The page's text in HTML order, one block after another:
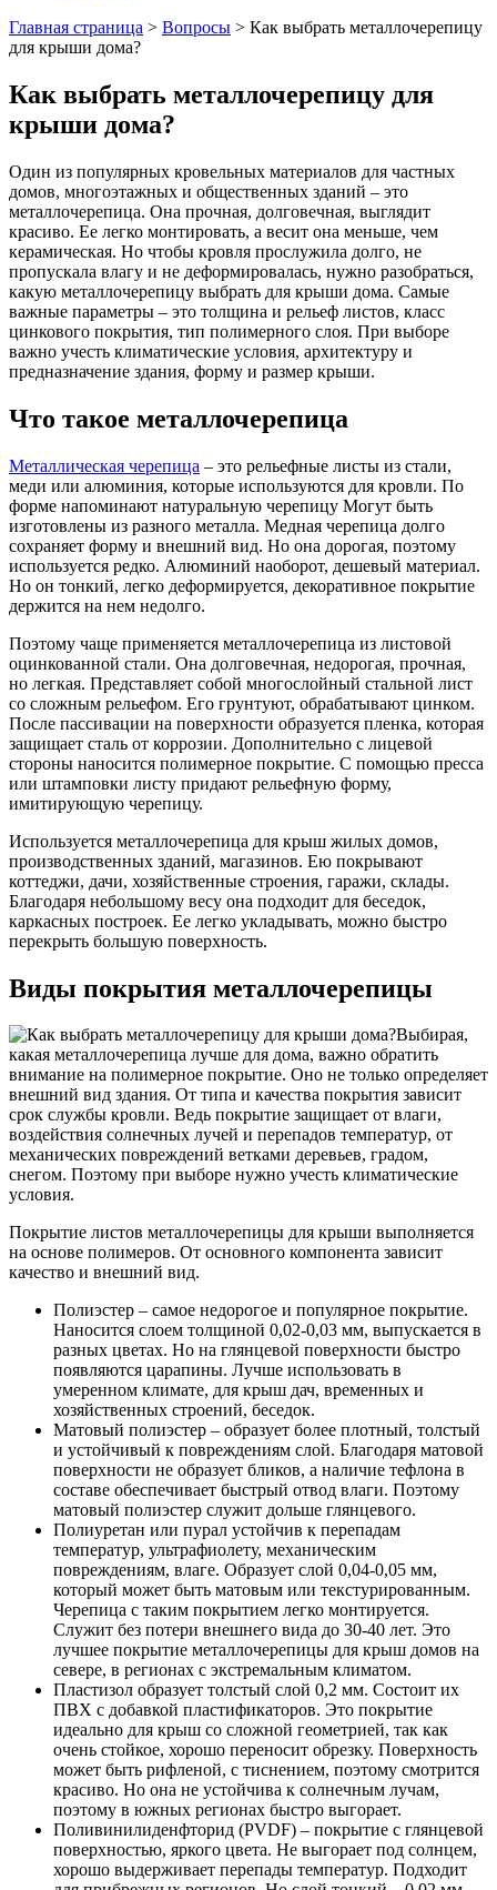
Главная страница > Вопросы > Как выбрать металлочерепицу
для крыши дома?
Как выбрать металлочерепицу для
крыши дома?
Один из популярных кровельных материалов для частных
домов, многоэтажных и общественных зданий – это
металлочерепица. Она прочная, долговечная, выглядит
красиво. Ее легко монтировать, а весит она меньше, чем
керамическая. Но чтобы кровля прослужила долго, не
пропускала влагу и не деформировалась, нужно разобраться,
какую металлочерепицу выбрать для крыши дома. Самые
важные параметры – это толщина и рельеф листов, класс
цинкового покрытия, тип полимерного слоя. При выборе
важно учесть климатические условия, архитектуру и
предназначение здания, форму и размер крыши.
Что такое металлочерепица
Металлическая черепица – это рельефные листы из стали,
меди или алюминия, которые используются для кровли. По
форме напоминают натуральную черепицу Могут быть
изготовлены из разного металла. Медная черепица долго
сохраняет форму и внешний вид. Но она дорогая, поэтому
используется редко. Алюминий наоборот, дешевый материал.
Но он тонкий, легко деформируется, декоративное покрытие
держится на нем недолго.
Поэтому чаще применяется металлочерепица из листовой
оцинкованной стали. Она долговечная, недорогая, прочная,
но легкая. Представляет собой многослойный стальной лист
со сложным рельефом. Его грунтуют, обрабатывают цинком.
После пассивации на поверхности образуется пленка, которая
защищает сталь от коррозии. Дополнительно с лицевой
стороны наносится полимерное покрытие. С помощью пресса
или штамповки листу придают рельефную форму,
имитирующую черепицу.
Используется металлочерепица для крыш жилых домов,
производственных зданий, магазинов. Ею покрывают
коттеджи, дачи, хозяйственные строения, гаражи, склады.
Благодаря небольшому весу она подходит для беседок,
каркасных построек. Ее легко укладывать, можно быстро
перекрыть большую поверхность.
Виды покрытия металлочерепицы
Выбирая,
какая металлочерепица лучше для дома, важно обратить
внимание на полимерное покрытие. Оно не только определяет
внешний вид здания. От типа и качества покрытия зависит
срок службы кровли. Ведь покрытие защищает от влаги,
воздействия солнечных лучей и перепадов температур, от
механических повреждений ветками деревьев, градом,
снегом. Поэтому при выборе нужно учесть климатические
условия.
Покрытие листов металлочерепицы для крыши выполняется
на основе полимеров. От основного компонента зависит
качество и внешний вид.
Полиэстер – самое недорогое и популярное покрытие.
Наносится слоем толщиной 0,02-0,03 мм, выпускается в
разных цветах. Но на глянцевой поверхности быстро
появляются царапины. Лучше использовать в
умеренном климате, для крыш дач, временных и
хозяйственных строений, беседок.
Матовый полиэстер – образует более плотный, толстый
и устойчивый к повреждениям слой. Благодаря матовой
поверхности не образует бликов, а наличие тефлона в
составе обеспечивает быстрый отвод влаги. Поэтому
матовый полиэстер служит дольше глянцевого.
Полиуретан или пурал устойчив к перепадам
температур, ультрафиолету, механическим
повреждениям, влаге. Образует слой 0,04-0,05 мм,
который может быть матовым или текстурированным.
Черепица с таким покрытием легко монтируется.
Служит без потери внешнего вида до 30-40 лет. Это
лучшее покрытие металлочерепицы для крыш домов на
севере, в регионах с экстремальным климатом.
Пластизол образует толстый слой 0,2 мм. Состоит их
ПВХ с добавкой пластификаторов. Это покрытие
идеально для крыш со сложной геометрией, так как
очень стойкое, хорошо переносит обрезку. Поверхность
может быть рифленой, с тиснением, поэтому смотрится
красиво. Но она не устойчива к солнечным лучам,
поэтому в южных регионах быстро выгорает.
Поливинилиденфторид (PVDF) – покрытие с глянцевой
поверхностью, яркого цвета. Не выгорает под солнцем,
хорошо выдерживает перепады температур. Подходит